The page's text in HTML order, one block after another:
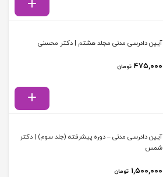
آیین دادرسی مدنی مجلد هشتم | دکتر محسنی
۴۷۵,۰۰۰ تومان
آیین دادرسی مدنی – دوره پیشرفته (جلد سوم) | دکتر
شمس
۱,۵۰۰,۰۰۰ تومان